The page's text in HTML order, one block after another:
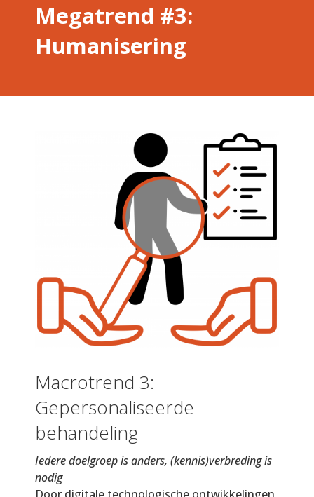
Megatrend #3:
Humanisering
Macrotrend 3:
Gepersonaliseerde
behandeling
Iedere doelgroep is anders, (kennis)verbreding is
nodig